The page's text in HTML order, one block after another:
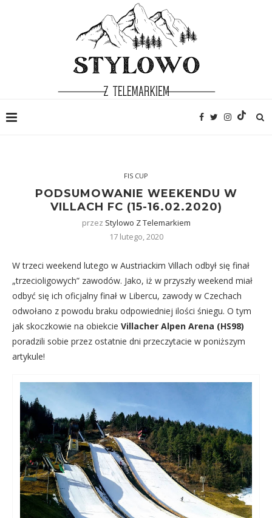
FIS CUP
PODSUMOWANIE WEEKENDU W
VILLACH FC (15-16.02.2020)
przez Stylowo Z Telemarkiem
17 lutego, 2020
W trzeci weekend lutego w Austriackim Villach odbył się finał
„trzecioligowych” zawodów. Jako, iż w przyszły weekend miał
odbyć się ich oficjalny finał w Libercu, zawody w Czechach
odwołano z powodu braku odpowiedniej ilości śniegu. O tym
jak skoczkowie na obiekcie Villacher Alpen Arena (HS98)
poradzili sobie przez ostatnie dni przeczytacie w poniższym
artykule!